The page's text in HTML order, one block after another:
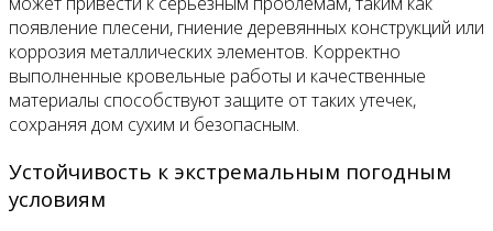
появление плесени, гниение деревянных конструкций или
коррозия металлических элементов. Корректно
выполненные кровельные работы и качественные
материалы способствуют защите от таких утечек,
сохраняя дом сухим и безопасным.
Устойчивость к экстремальным погодным
условиям